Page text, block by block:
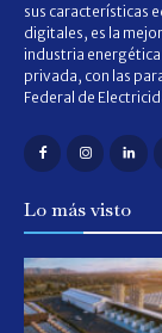
sus características
digitales, es la
industria energética
privada, con las
Federal de
Lo más visto